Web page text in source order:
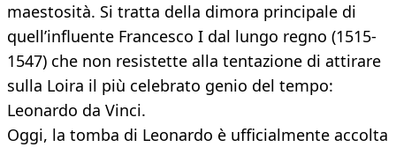
maestosità. Si tratta della dimora principale di
quell’influente Francesco I dal lungo regno (1515-
1547) che non resistette alla tentazione di attirare
sulla Loira il più celebrato genio del tempo:
Leonardo da Vinci.
Oggi, la tomba di Leonardo è ufficialmente accolta